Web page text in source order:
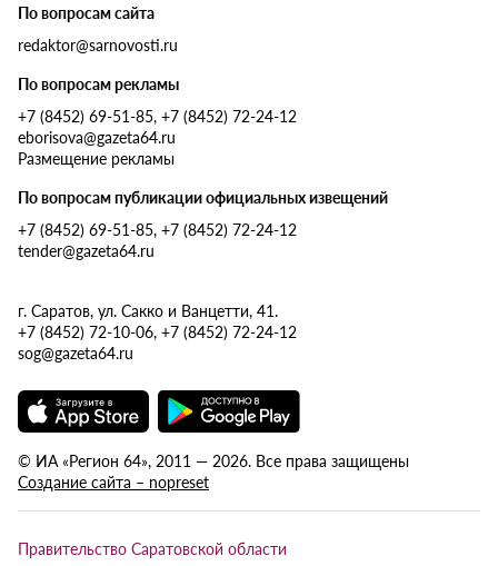
По вопросам сайта
redaktor@sarnovosti.ru
По вопросам рекламы
+7 (8452) 69-51-85, +7 (8452) 72-24-12
eborisova@gazeta64.ru
Размещение рекламы
По вопросам публикации официальных извещений
+7 (8452) 69-51-85, +7 (8452) 72-24-12
tender@gazeta64.ru
г. Саратов, ул. Сакко и Ванцетти, 41.
+7 (8452) 72-10-06, +7 (8452) 72-24-12
sog@gazeta64.ru
© ИА «Регион 64», 2011 — 2026. Все права защищены
Создание сайта – nopreset
Правительство Саратовской области